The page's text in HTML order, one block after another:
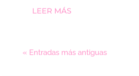
LEER MÁS
« Entradas más antiguas